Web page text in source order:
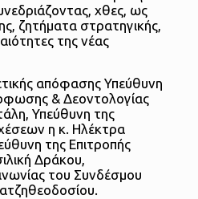
χθες, ως
ζητήματα στρατηγικής,
της νέας
απόφασης Υπεύθυνη
& Δεοντολογίας
Υπεύθυνη της
η κ. Ηλέκτρα
της Επιτροπής
Δράκου,
του Συνδέσμου